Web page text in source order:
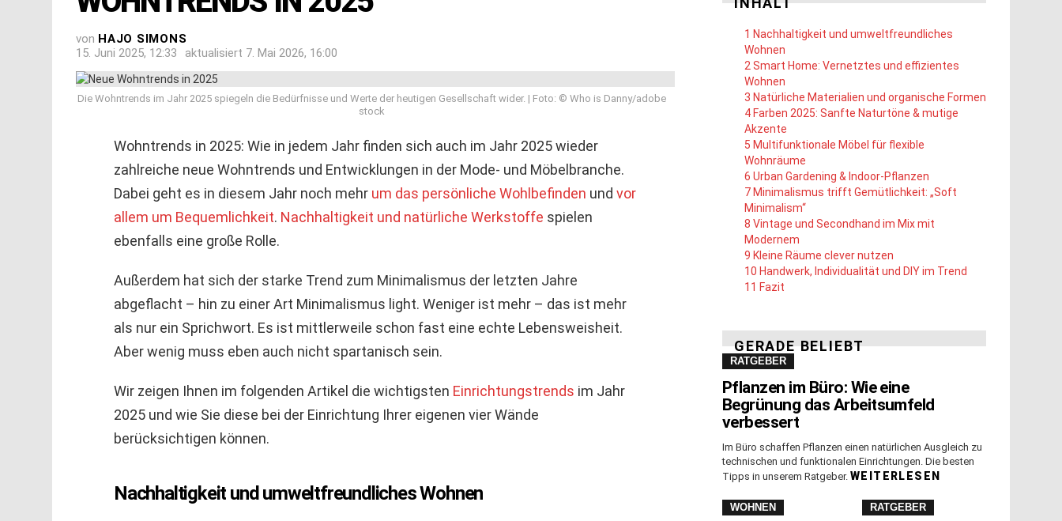
von HAJO SIMONS
15. Juni 2025, 12:33
aktualisiert 7. Mai 2026, 16:00
Die Wohntrends im Jahr 2025 spiegeln die Bedürfnisse und Werte der heutigen Gesellschaft wider. | Foto: © Who is Danny/adobe
stock
Wohntrends in 2025: Wie in jedem Jahr finden sich auch im Jahr 2025 wieder
zahlreiche neue Wohntrends und Entwicklungen in der Mode- und Möbelbranche.
Dabei geht es in diesem Jahr noch mehr um das persönliche Wohlbefinden und vor
allem um Bequemlichkeit. Nachhaltigkeit und natürliche Werkstoffe spielen
ebenfalls eine große Rolle.
Außerdem hat sich der starke Trend zum Minimalismus der letzten Jahre
abgeflacht – hin zu einer Art Minimalismus light. Weniger ist mehr – das ist mehr
als nur ein Sprichwort. Es ist mittlerweile schon fast eine echte Lebensweisheit.
Aber wenig muss eben auch nicht spartanisch sein.
Wir zeigen Ihnen im folgenden Artikel die wichtigsten Einrichtungstrends im Jahr
2025 und wie Sie diese bei der Einrichtung Ihrer eigenen vier Wände
berücksichtigen können.
Nachhaltigkeit und umweltfreundliches Wohnen
1 Nachhaltigkeit und umweltfreundliches
Wohnen
2 Smart Home: Vernetztes und effizientes
Wohnen
3 Natürliche Materialien und organische Formen
4 Farben 2025: Sanfte Naturtöne & mutige
Akzente
5 Multifunktionale Möbel für flexible
Wohnräume
6 Urban Gardening & Indoor-Pflanzen
7 Minimalismus trifft Gemütlichkeit: „Soft
Minimalism“
8 Vintage und Secondhand im Mix mit
Modernem
9 Kleine Räume clever nutzen
10 Handwerk, Individualität und DIY im Trend
11 Fazit
GERADE BELIEBT
RATGEBER
Pflanzen im Büro: Wie eine
Begrünung das Arbeitsumfeld
verbessert
Im Büro schaffen Pflanzen einen natürlichen Ausgleich zu
technischen und funktionalen Einrichtungen. Die besten
Tipps in unserem Ratgeber. WEITERLESEN
WOHNEN RATGEBER